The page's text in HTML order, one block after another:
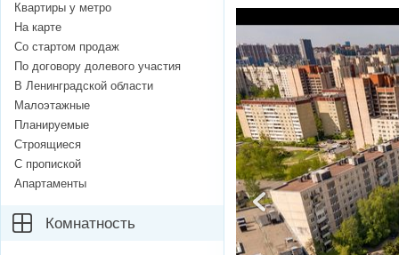
Квартиры у метро
На карте
Со стартом продаж
По договору долевого участия
В Ленинградской области
Малоэтажные
Планируемые
Строящиеся
С пропиской
Апартаменты
Комнатность